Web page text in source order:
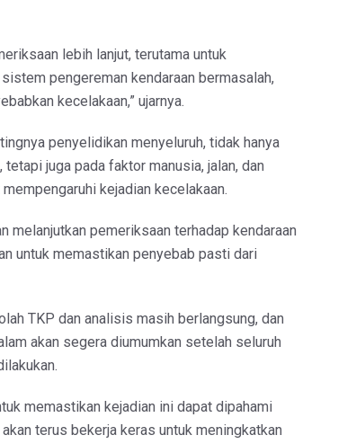
lebih lanjut, terutama untuk
pengereman kendaraan bermasalah,
kecelakaan,” ujarnya.
penyelidikan menyeluruh, tidak hanya
tetapi juga pada faktor manusia, jalan, dan
mempengaruhi kejadian kecelakaan.
melanjutkan pemeriksaan terhadap kendaraan
untuk memastikan penyebab pasti dari
TKP dan analisis masih berlangsung, dan
akan segera diumumkan setelah seluruh
memastikan kejadian ini dapat dipahami
terus bekerja keras untuk meningkatkan